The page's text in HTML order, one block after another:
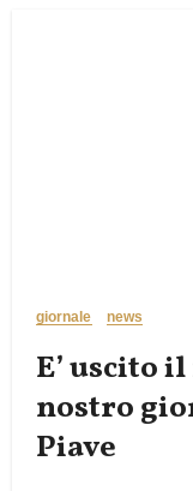
giornale news
E’ uscito
nostro
Piave